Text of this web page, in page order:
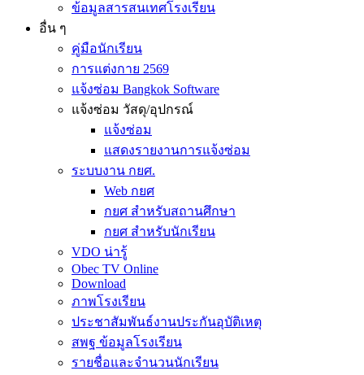
ข้อมูลสารสนเทศโรงเรียน
อื่น ๆ
คู่มือนักเรียน
การแต่งกาย 2569
แจ้งซ่อม Bangkok Software
แจ้งซ่อม วัสดุ/อุปกรณ์
แจ้งซ่อม
แสดงรายงานการแจ้งซ่อม
ระบบงาน กยศ.
Web กยศ
กยศ สำหรับสถานศึกษา
กยศ สำหรับนักเรียน
VDO น่ารู้
Obec TV Online
Download
ภาพโรงเรียน
ประชาสัมพันธ์งานประกันอุบัติเหตุ
สพฐ ข้อมูลโรงเรียน
รายชื่อและจำนวนนักเรียน